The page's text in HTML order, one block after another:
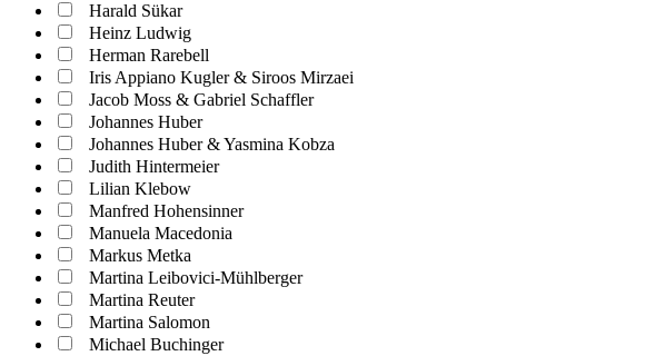
Harald Sükar
Heinz Ludwig
Herman Rarebell
Iris Appiano Kugler & Siroos Mirzaei
Jacob Moss & Gabriel Schaffler
Johannes Huber
Johannes Huber & Yasmina Kobza
Judith Hintermeier
Lilian Klebow
Manfred Hohensinner
Manuela Macedonia
Markus Metka
Martina Leibovici-Mühlberger
Martina Reuter
Martina Salomon
Michael Buchinger